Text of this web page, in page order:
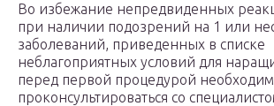
Во избежание непредвиденных
при наличии подозрений на 1 или
заболеваний, приведенных в списке
неблагоприятных условий для
перед первой процедурой
проконсультироваться со